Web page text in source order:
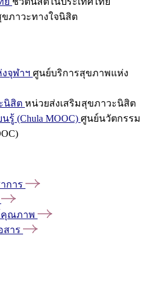
ขภาวะทางใจนิสิต
จุฬาฯ ศูนย์บริการสุขภาพแห่ง
นิสิต หน่วยส่งเสริมสุขภาวะนิสิต
รู้ (Chula MOOC) ศูนย์นวัตกรรม
การ
คุณภาพ
สาร